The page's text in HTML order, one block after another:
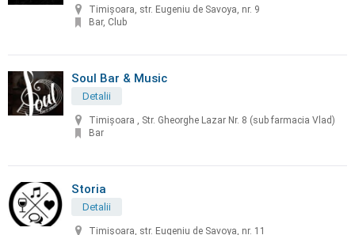
Timișoara, str. Eugeniu de Savoya, nr. 9
Bar, Club
Soul Bar & Music
Detalii
Timișoara , Str. Gheorghe Lazar Nr. 8 (sub farmacia Vlad)
Bar
Storia
Detalii
Timișoara, str. Eugeniu de Savoya, nr. 11